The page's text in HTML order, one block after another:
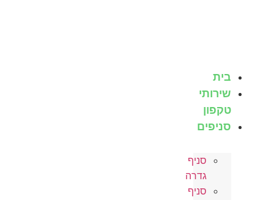
בית
שירותי
טקפון
סניפים
סניף
גדרה
סניף